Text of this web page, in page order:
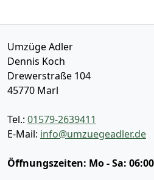
Umzüge Adler
Dennis Koch
Drewerstraße 104
45770 Marl
Tel.: 01579-2639411
E-Mail: info@umzuegeadler.de
Öffnungszeiten: Mo - Sa: